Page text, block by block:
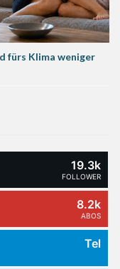
fürs Klima weniger
19.3k
FOLLOWER
8.2k
ABOS
Tel